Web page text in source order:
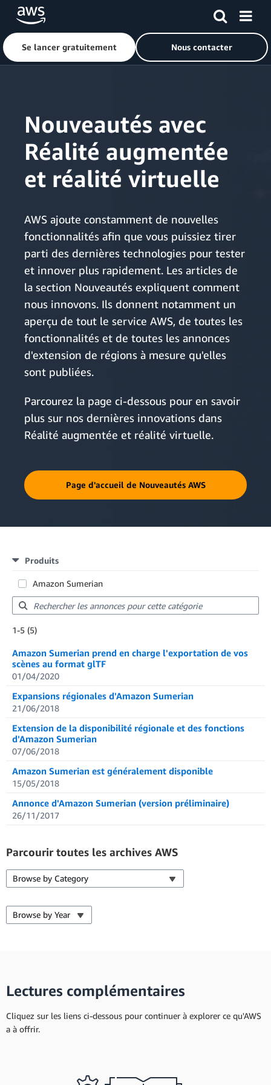
Se lancer gratuitement Nous contacter
Nouveautés avec
Réalité augmentée
et réalité virtuelle
AWS ajoute constamment de nouvelles
fonctionnalités afin que vous puissiez tirer
parti des dernières technologies pour tester
et innover plus rapidement. Les articles de
la section Nouveautés expliquent comment
nous innovons. Ils donnent notamment un
aperçu de tout le service AWS, de toutes les
fonctionnalités et de toutes les annonces
d'extension de régions à mesure qu'elles
sont publiées.
Parcourez la page ci-dessous pour en savoir
plus sur nos dernières innovations dans
Réalité augmentée et réalité virtuelle.
Page d'accueil de Nouveautés AWS
Produits
Amazon Sumerian
1-5 (5)
Showing results: 1-5
Amazon Sumerian prend en charge l'exportation de vos
scènes au format glTF
01/04/2020
Expansions régionales d'Amazon Sumerian
21/06/2018
Extension de la disponibilité régionale et des fonctions
d'Amazon Sumerian
07/06/2018
Amazon Sumerian est généralement disponible
15/05/2018
Annonce d'Amazon Sumerian (version préliminaire)
26/11/2017
Parcourir toutes les archives AWS
Browse by Category
Browse by Year
Lectures complémentaires
Cliquez sur les liens ci-dessous pour continuer à explorer ce qu'AWS
a à offrir.